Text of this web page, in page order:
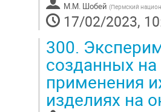
М.М. Шобей (Пермский
17/02/2023,
300.
созданных
применения
изделиях на